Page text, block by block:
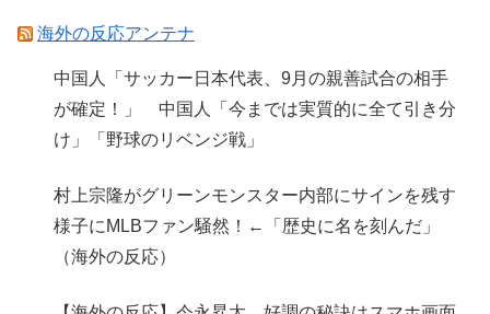
海外の反応アンテナ
中国人「サッカー日本代表、9月の親善試合の相手
が確定！」 中国人「今までは実質的に全て引き分
け」「野球のリベンジ戦」
村上宗隆がグリーンモンスター内部にサインを残す
様子にMLBファン騒然！←「歴史に名を刻んだ」
（海外の反応）